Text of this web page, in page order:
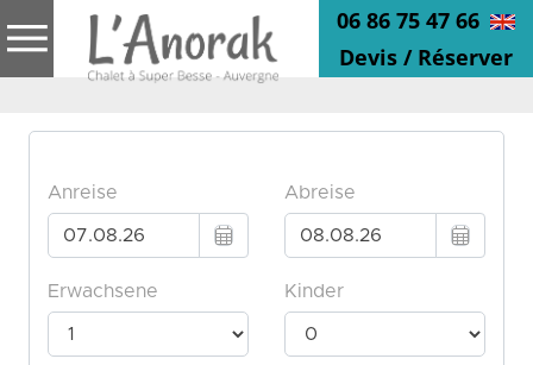
06 86 75 47 66
Devis / Réserver